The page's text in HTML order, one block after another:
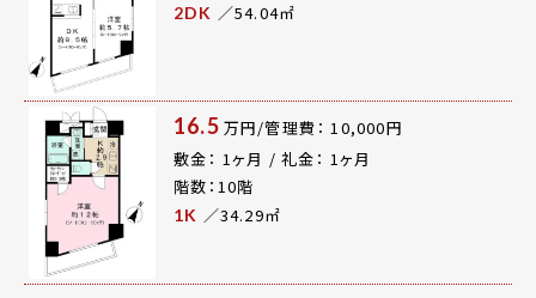
2DK ／54.04㎡
16.5 万円/管理費： 10,000円
敷金： 1ヶ月 / 礼金： 1ヶ月
階数：10階
1K ／34.29㎡